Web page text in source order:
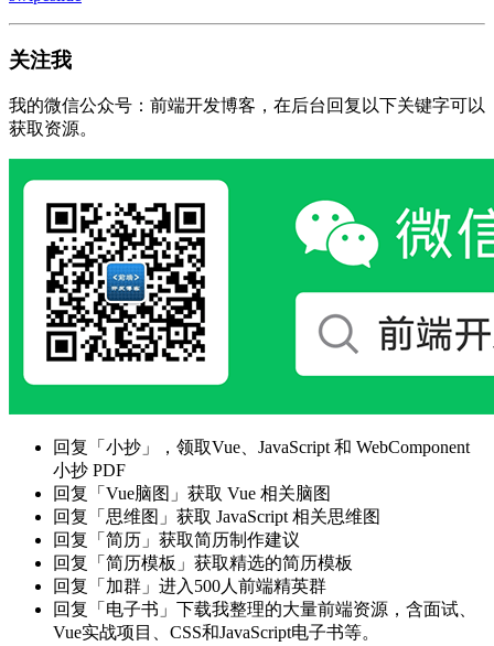
关注我
我的微信公众号：前端开发博客，在后台回复以下关键字可以
获取资源。
回复「小抄」，领取Vue、JavaScript 和 WebComponent
小抄 PDF
回复「Vue脑图」获取 Vue 相关脑图
回复「思维图」获取 JavaScript 相关思维图
回复「简历」获取简历制作建议
回复「简历模板」获取精选的简历模板
回复「加群」进入500人前端精英群
回复「电子书」下载我整理的大量前端资源，含面试、
Vue实战项目、CSS和JavaScript电子书等。